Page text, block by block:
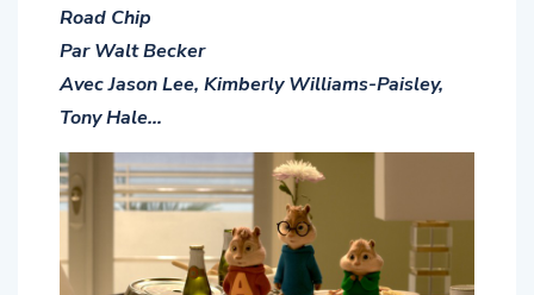
Road Chip
Par Walt Becker
Avec Jason Lee, Kimberly Williams-Paisley,
Tony Hale…